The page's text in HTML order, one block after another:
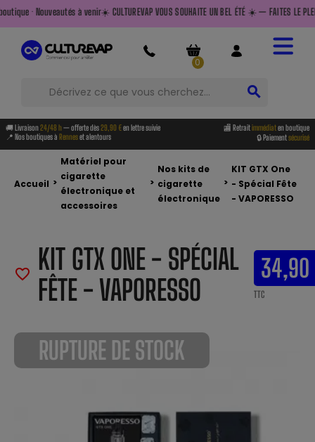
à venir☀️ CULTUREVAP VOUS SOUHAITE UN BEL ÉTÉ ☀️ — FAITES LE PLEIN AVANT
0
search
🚚 Livraison24/48 h — offerte dès29,90 €en lettre suivie 🏬 Retraitimmédiaten boutique
📍 Nos boutiques à Renneset alentours 🔒 Paiementsécurisé
Accueil >
Matériel pour
cigarette
électronique et
accessoires
>
Nos kits de
cigarette
électronique
>
KIT GTX One
- Spécial Fête
- VAPORESSO
RUPTURE DE STOCK
favorite_border
KIT GTX ONE - SPÉCIAL
FÊTE - VAPORESSO
TTC